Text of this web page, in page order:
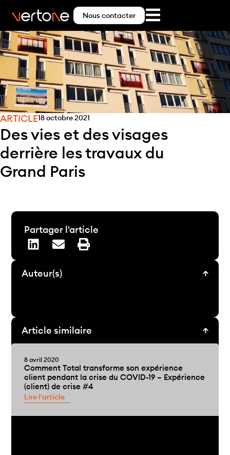
Nous contacter
ARTICLE18 octobre 2021
Des vies et des visages
derrière les travaux du
Grand Paris
Partager l'article
Auteur(s)
Article similaire
8 avril 2020
Comment Total transforme son expérience
client pendant la crise du COVID-19 – Expérience
(client) de crise #4
Lire l'article